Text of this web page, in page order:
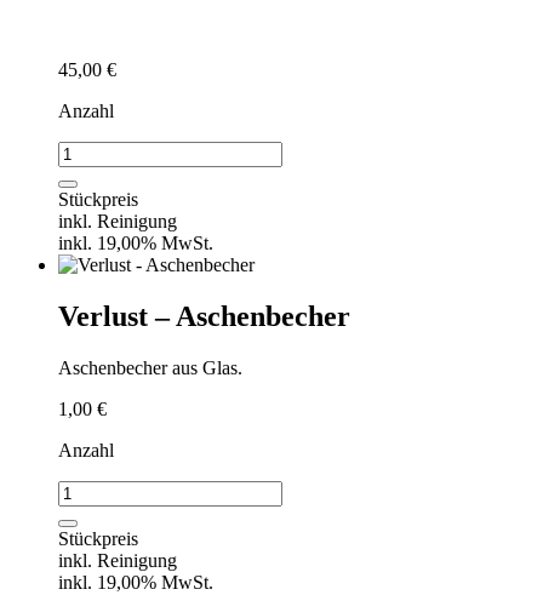
45,00 €
Anzahl
Verlust
-
Tischdecke
-
Stoff,
220
220
cm
Stückpreis
inkl. Reinigung
inkl. 19,00% MwSt.
Verlust – Aschenbecher
Aschenbecher aus Glas.
1,00 €
Anzahl
Verlust
-
Aschenbecher
Menge
Stückpreis
inkl. Reinigung
inkl. 19,00% MwSt.